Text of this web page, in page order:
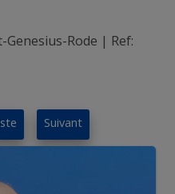
Genesius-Rode | Ref:
Suivant